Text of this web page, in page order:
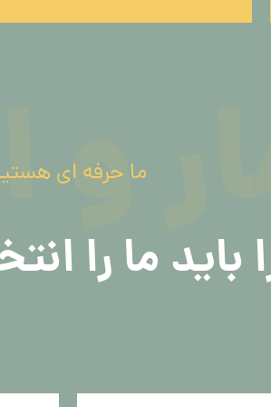
آمار
ما حرفه ای
باید ما را